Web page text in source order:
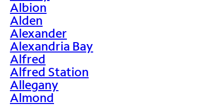
Albion
Alden
Alexander
Alexandria Bay
Alfred
Alfred Station
Allegany
Almond